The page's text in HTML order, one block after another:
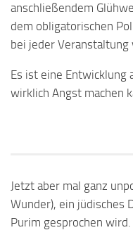
anschließendem
dem obligatorischen
bei jeder Veranstaltung
Es ist eine Entwicklung
wirklich Angst machen
Jetzt aber mal ganz
Wunder), ein jüdisches
Purim gesprochen wird.